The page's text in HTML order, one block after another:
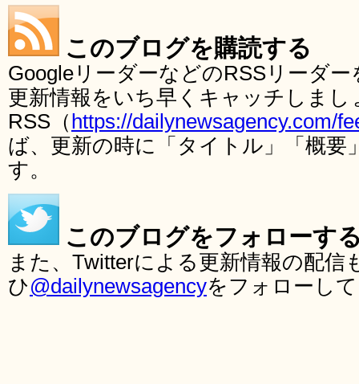
このブログを購読する
GoogleリーダーなどのRSSリーダ
更新情報をいち早くキャッチしま
RSS（ https://dailynewsagency.com/
ば、更新の時に「タイトル」「概要
す。
このブログをフォローす
また、Twitterによる更新情報の配
ひ@dailynewsagencyをフォローし